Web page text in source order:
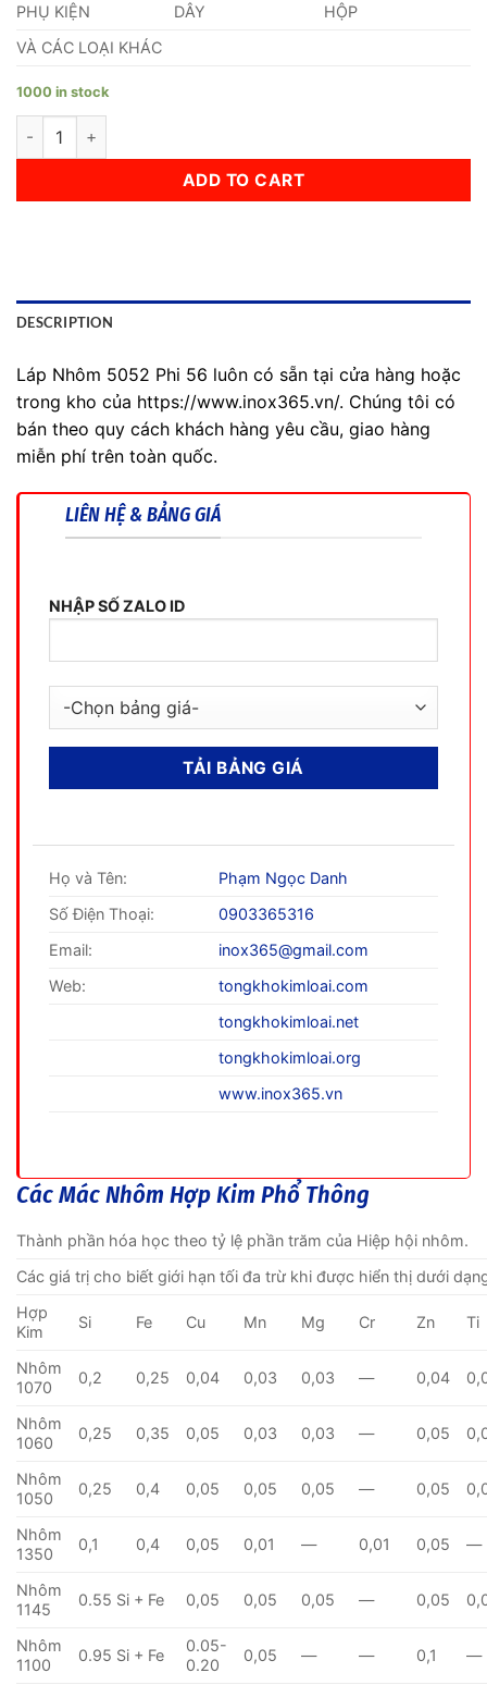
PHỤ KIỆN
DÂY
HỘP
VÀ CÁC LOẠI KHÁC
1000 in stock
Láp Nhôm 5052 Phi 56 quantity
ADD TO CART
DESCRIPTION
Láp Nhôm 5052 Phi 56 luôn có sẵn tại cửa hàng hoặc
trong kho của https://www.inox365.vn/. Chúng tôi có
bán theo quy cách khách hàng yêu cầu, giao hàng
miễn phí trên toàn quốc.
LIÊN HỆ & BẢNG GIÁ
NHẬP SỐ ZALO ID
Họ và Tên:
Phạm Ngọc Danh
Số Điện Thoại:
0903365316
Email:
inox365@gmail.com
Web:
tongkhokimloai.com
tongkhokimloai.net
tongkhokimloai.org
www.inox365.vn
Các Mác Nhôm Hợp Kim Phổ Thông
Thành phần hóa học theo tỷ lệ phần trăm của Hiệp hội nhôm.
Các giá trị cho biết giới hạn tối đa trừ khi được hiển thị dưới
Hợp
Kim
Si Fe Cu Mn Mg Cr Zn Ti
Nhôm
1070
0,2 0,25 0,04 0,03 0,03 — 0,04
Nhôm
1060
0,25 0,35 0,05 0,03 0,03 — 0,05
Nhôm
1050
0,25 0,4 0,05 0,05 0,05 — 0,05
Nhôm
1350
0,1 0,4 0,05 0,01 — 0,01 0,05 —
Nhôm
1145
0.55 Si + Fe 0,05 0,05 0,05 — 0,05
Nhôm
1100
0.95 Si + Fe
0.05-
0.20
0,05 — — 0,1 —